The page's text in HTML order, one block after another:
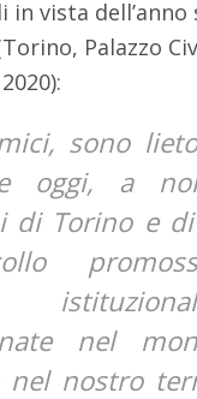
in vista dell’anno
Palazzo
sono
oggi, a
di Torino e
nel
nel nostro